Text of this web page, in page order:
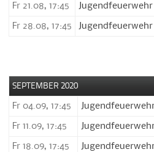
Fr 21.08, 17:45 Jugendfeuerwehr
Fr 28.08, 17:45 Jugendfeuerwehr
SEPTEMBER 2020
Fr 04.09, 17:45
Fr 11.09, 17:45
Fr 18.09, 17:45